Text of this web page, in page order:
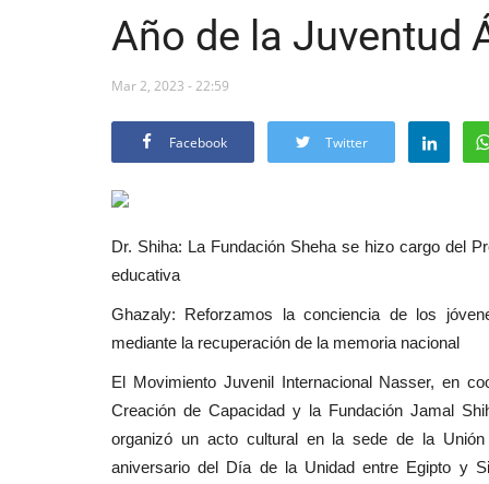
Año de la Juventud
Mar 2, 2023 - 22:59
Facebook Twitter
Dr. Shiha: La Fundación Sheha se hizo cargo del
educativa
Ghazaly: Reforzamos la conciencia de los
mediante la recuperación de la memoria nacional
El Movimiento Juvenil Internacional Nasser, en
Creación de Capacidad y la Fundación Jamal
organizó un acto cultural en la sede de la
aniversario del Día de la Unidad entre Egipto y